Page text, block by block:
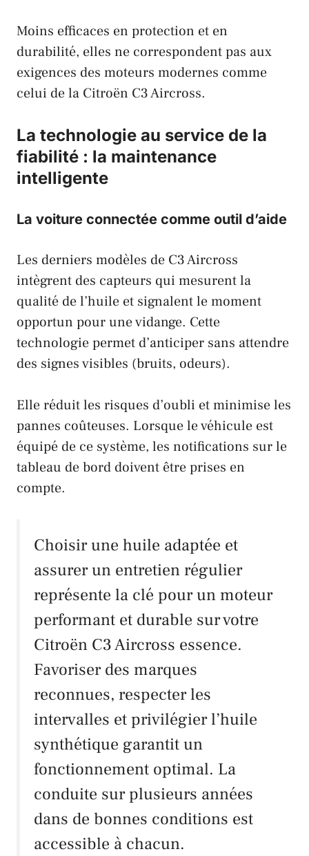
Moins efficaces en protection et en
durabilité, elles ne correspondent pas aux
exigences des moteurs modernes comme
celui de la Citroën C3 Aircross.
La technologie au service de la
fiabilité : la maintenance
intelligente
La voiture connectée comme outil d’aide
Les derniers modèles de C3 Aircross
intègrent des capteurs qui mesurent la
qualité de l’huile et signalent le moment
opportun pour une vidange. Cette
technologie permet d’anticiper sans attendre
des signes visibles (bruits, odeurs).
Elle réduit les risques d’oubli et minimise les
pannes coûteuses. Lorsque le véhicule est
équipé de ce système, les notifications sur le
tableau de bord doivent être prises en
compte.
Choisir une huile adaptée et
assurer un entretien régulier
représente la clé pour un moteur
performant et durable sur votre
Citroën C3 Aircross essence.
Favoriser des marques
reconnues, respecter les
intervalles et privilégier l’huile
synthétique garantit un
fonctionnement optimal. La
conduite sur plusieurs années
dans de bonnes conditions est
accessible à chacun.